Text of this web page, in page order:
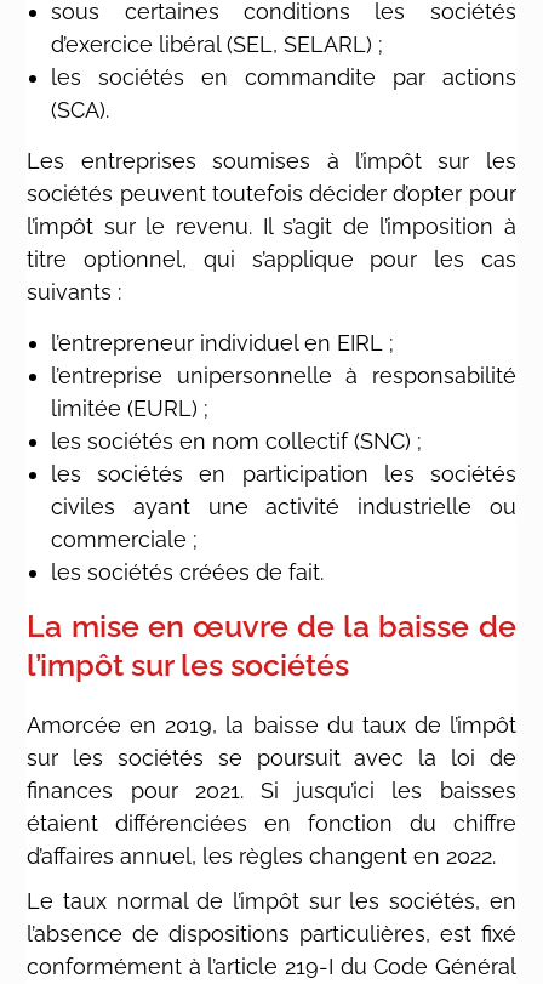
sous certaines conditions les sociétés
d’exercice libéral (SEL, SELARL) ;
les sociétés en commandite par actions
(SCA).
Les entreprises soumises à l’impôt sur les
sociétés peuvent toutefois décider d’opter pour
l’impôt sur le revenu. Il s’agit de l’imposition à
titre optionnel, qui s’applique pour les cas
suivants :
l’entrepreneur individuel en EIRL ;
l’entreprise unipersonnelle à responsabilité
limitée (EURL) ;
les sociétés en nom collectif (SNC) ;
les sociétés en participation les sociétés
civiles ayant une activité industrielle ou
commerciale ;
les sociétés créées de fait.
La mise en œuvre de la baisse de
l’impôt sur les sociétés
Amorcée en 2019, la baisse du taux de l’impôt
sur les sociétés se poursuit avec la loi de
finances pour 2021. Si jusqu’ici les baisses
étaient différenciées en fonction du chiffre
d’affaires annuel, les règles changent en 2022.
Le taux normal de l’impôt sur les sociétés, en
l’absence de dispositions particulières, est fixé
conformément à l’article 219-I du Code Général